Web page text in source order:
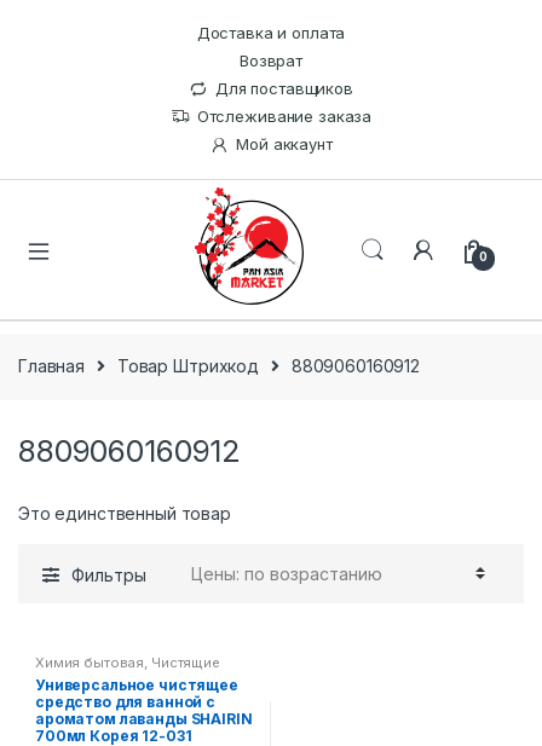
Доставка и оплата
Возврат
Для поставщиков
Отслеживание заказа
Мой аккаунт
0
Главная Товар Штрихкод 8809060160912
8809060160912
Это единственный товар
Фильтры
Химия бытовая Чистящие
средства для кухни
Универсальное чистящее
средство для ванной с
ароматом лаванды SHAIRIN
700мл Корея 12-031